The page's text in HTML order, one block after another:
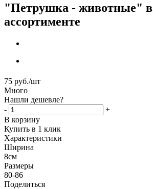
"Петрушка - животные" в
ассортименте
75 руб./шт
Много
Нашли дешевле?
-
+
В корзину
Купить в 1 клик
Характеристики
Ширина
8см
Размеры
80-86
Поделиться